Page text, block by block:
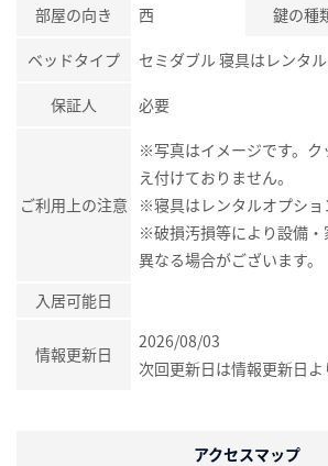
部屋の向き 西 鍵の種
ベッドタイプ セミダブル 寝具はレンタ
保証人 必要
ご利用上の注意
※写真はイメージです。ク
え付けておりません。
※寝具はレンタルオプショ
※破損汚損等により設備・
異なる場合がございます。
入居可能日
情報更新日
2026/08/03
次回更新日は情報更新日
アクセスマップ